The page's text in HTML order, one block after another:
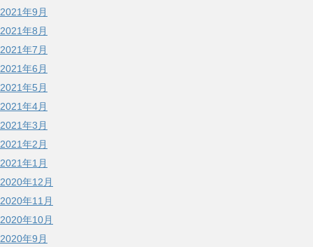
2021年9月
2021年8月
2021年7月
2021年6月
2021年5月
2021年4月
2021年3月
2021年2月
2021年1月
2020年12月
2020年11月
2020年10月
2020年9月